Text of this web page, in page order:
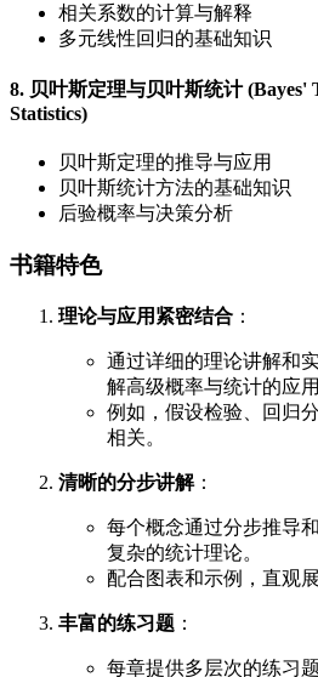
相关系数的计算与解释
多元线性回归的基础知识
8. 贝叶斯定理与贝叶斯统计 (Bayes'
Statistics)
贝叶斯定理的推导与应用
贝叶斯统计方法的基础知识
后验概率与决策分析
书籍特色
理论与应用紧密结合 ：
通过详细的理论讲解和
解高级概率与统计的应用
例如，假设检验、回归
相关。
清晰的分步讲解：
每个概念通过分步推导
复杂的统计理论。
配合图表和示例，直观
丰富的练习题 ：
每章提供多层次的练习